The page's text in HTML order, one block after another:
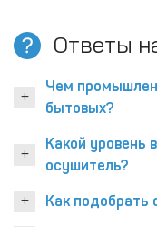
Ответы
Чем
бытовых?
Какой уровень
осушитель?
Как подобрать